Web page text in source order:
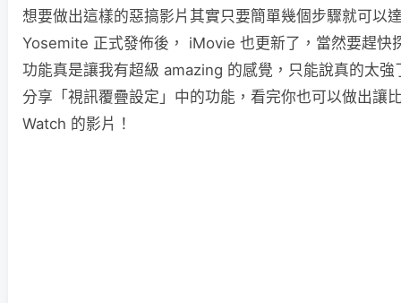
想要做出這樣的惡搞影片其實只要簡單幾個步驟就可以
Yosemite 正式發佈後， iMovie 也更新了，當然要趕快
功能真是讓我有超級 amazing 的感覺，只能說真的太強
分享「視訊覆疊設定」中的功能，看完你也可以做出讓
Watch 的影片！